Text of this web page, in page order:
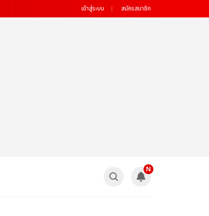
เข้าสู่ระบบ สมัครสมาชิก
N